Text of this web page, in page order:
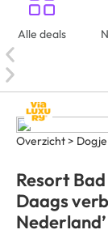
Alle deals
Overzicht >
Resort
Daags